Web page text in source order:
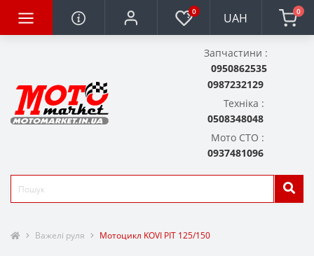
0 UAH 0
Запчастини :
0950862535
0987232129
Техніка :
0508348048
Мото СТО :
0937481096
Важелі руля Мотоцикл KOVI PIT 125/150